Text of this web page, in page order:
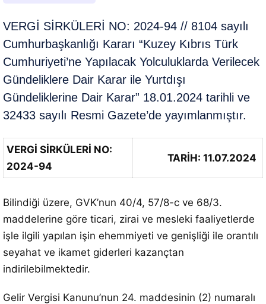
VERGİ SİRKÜLERİ NO: 2024-94 // 8104 sayılı
Cumhurbaşkanlığı Kararı “Kuzey Kıbrıs Türk
Cumhuriyeti’ne Yapılacak Yolculuklarda Verilecek
Gündeliklere Dair Karar ile Yurtdışı
Gündeliklerine Dair Karar” 18.01.2024 tarihli ve
32433 sayılı Resmi Gazete’de yayımlanmıştır.
VERGİ SİRKÜLERİ NO:
2024-94
TARİH: 11.07.2024
Bilindiği üzere, GVK’nun 40/4, 57/8-c ve 68/3.
maddelerine göre ticari, zirai ve mesleki faaliyetlerde
işle ilgili yapılan işin ehemmiyeti ve genişliği ile orantılı
seyahat ve ikamet giderleri kazançtan
indirilebilmektedir.
Gelir Vergisi Kanunu’nun 24. maddesinin (2) numaralı